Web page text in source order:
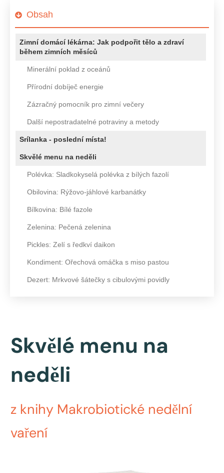
Obsah
Zimní domácí lékárna: Jak podpořit tělo a zdraví
během zimních měsíců
Minerální poklad z oceánů
Přírodní dobíječ energie
Zázračný pomocník pro zimní večery
Další nepostradatelné potraviny a metody
Srílanka - poslední místa!
Skvělé menu na neděli
Polévka: Sladkokyselá polévka z bílých fazolí
Obilovina: Rýžovo-jáhlové karbanátky
Bílkovina: Bílé fazole
Zelenina: Pečená zelenina
Pickles: Zelí s ředkví daikon
Kondiment: Ořechová omáčka s miso pastou
Dezert: Mrkvové šátečky s cibulovými povidly
Skvělé menu na
neděli
z knihy Makrobiotické nedělní
vaření